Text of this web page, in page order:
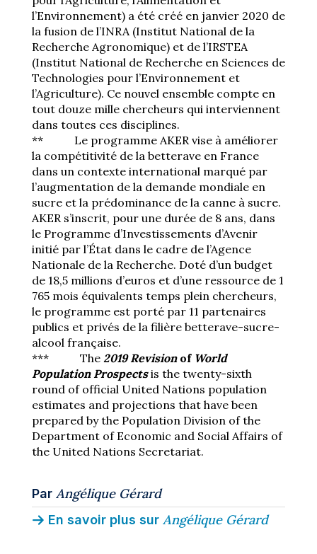
l’Environnement) a été créé en janvier 2020 de
la fusion de l’INRA (Institut National de la
Recherche Agronomique) et de l’IRSTEA
(Institut National de Recherche en Sciences de
Technologies pour l’Environnement et
l’Agriculture). Ce nouvel ensemble compte en
tout douze mille chercheurs qui interviennent
dans toutes ces disciplines.
** Le programme AKER vise à améliorer
la compétitivité de la betterave en France
dans un contexte international marqué par
l’augmentation de la demande mondiale en
sucre et la prédominance de la canne à sucre.
AKER s’inscrit, pour une durée de 8 ans, dans
le Programme d’Investissements d’Avenir
initié par l’État dans le cadre de l’Agence
Nationale de la Recherche. Doté d’un budget
de 18,5 millions d’euros et d’une ressource de 1
765 mois équivalents temps plein chercheurs,
le programme est porté par 11 partenaires
publics et privés de la filière betterave-sucre-
alcool française.
*** The 2019 Revisionof World
Population Prospectsis the twenty-sixth
round of official United Nations population
estimates and projections that have been
prepared by the Population Division of the
Department of Economic and Social Affairs of
the United Nations Secretariat.
Par Angélique Gérard
En savoir plus sur Angélique Gérard